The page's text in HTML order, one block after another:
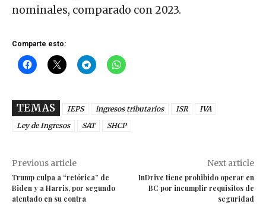
nominales, comparado con 2023.
Comparte esto:
TEMAS IEPS ingresos tributarios ISR
IVA
Ley de Ingresos
SAT SHCP
Previous article
Trump culpa a “retórica” de
Biden y a Harris, por segundo
atentado en su contra
Next article
InDrive tiene prohibido operar en
BC por incumplir requisitos de
seguridad